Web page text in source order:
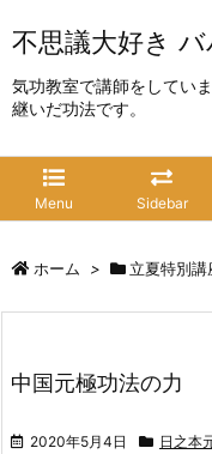
不思議大好き
気功教室で講師をしてい
継いだ功法です。
Menu Sidebar
ホーム > 立夏特別講
中国元極功法の力
2020年5月4日 日之本